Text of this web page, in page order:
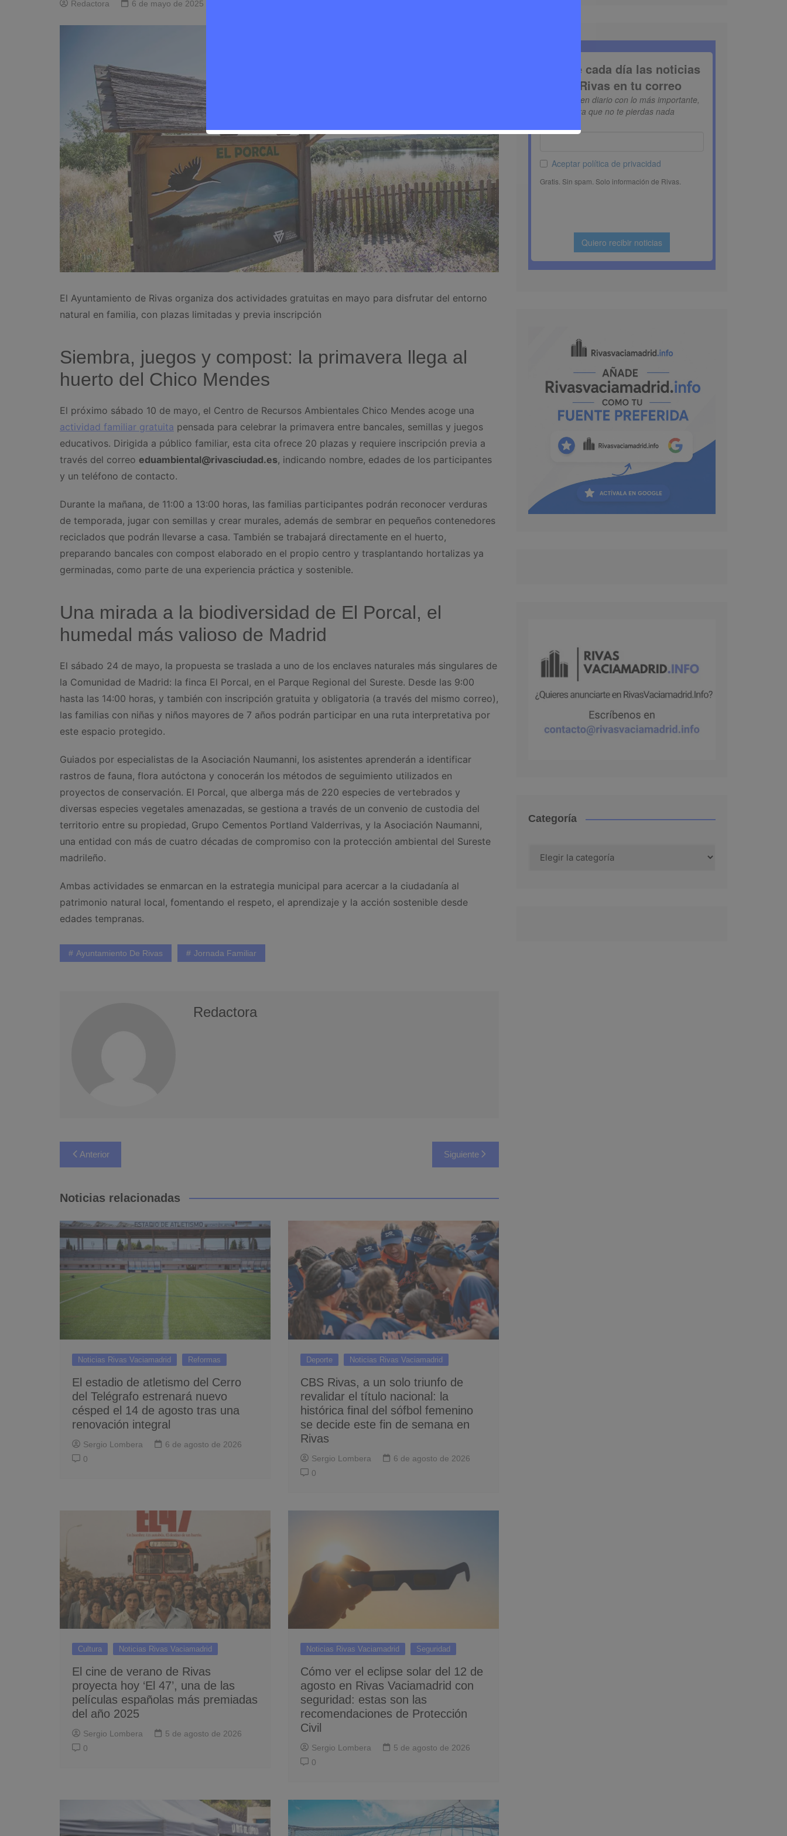
Redactora 6 de mayo de 2025
El Ayuntamiento de Rivas organiza dos actividades gratuitas en mayo para disfrutar del entorno
natural en familia, con plazas limitadas y previa inscripción
Siembra, juegos y compost: la primavera llega al
huerto del Chico Mendes
El próximo sábado 10 de mayo, el Centro de Recursos Ambientales Chico Mendes acoge una
actividad familiar gratuita pensada para celebrar la primavera entre bancales, semillas y juegos
educativos. Dirigida a público familiar, esta cita ofrece 20 plazas y requiere inscripción previa a
través del correo eduambiental@rivasciudad.es, indicando nombre, edades de los participantes
y un teléfono de contacto.
Durante la mañana, de 11:00 a 13:00 horas, las familias participantes podrán reconocer verduras
de temporada, jugar con semillas y crear murales, además de sembrar en pequeños contenedores
reciclados que podrán llevarse a casa. También se trabajará directamente en el huerto,
preparando bancales con compost elaborado en el propio centro y trasplantando hortalizas ya
germinadas, como parte de una experiencia práctica y sostenible.
Una mirada a la biodiversidad de El Porcal, el
humedal más valioso de Madrid
El sábado 24 de mayo, la propuesta se traslada a uno de los enclaves naturales más singulares de
la Comunidad de Madrid: la finca El Porcal, en el Parque Regional del Sureste. Desde las 9:00
hasta las 14:00 horas, y también con inscripción gratuita y obligatoria (a través del mismo correo),
las familias con niñas y niños mayores de 7 años podrán participar en una ruta interpretativa por
este espacio protegido.
Guiados por especialistas de la Asociación Naumanni, los asistentes aprenderán a identificar
rastros de fauna, flora autóctona y conocerán los métodos de seguimiento utilizados en
proyectos de conservación. El Porcal, que alberga más de 220 especies de vertebrados y
diversas especies vegetales amenazadas, se gestiona a través de un convenio de custodia del
territorio entre su propiedad, Grupo Cementos Portland Valderrivas, y la Asociación Naumanni,
una entidad con más de cuatro décadas de compromiso con la protección ambiental del Sureste
madrileño.
Ambas actividades se enmarcan en la estrategia municipal para acercar a la ciudadanía al
patrimonio natural local, fomentando el respeto, el aprendizaje y la acción sostenible desde
edades tempranas.
Ayuntamiento De Rivas Jornada Familiar
Redactora
Navegación
de
entradas
Anterior Siguiente
Noticias relacionadas
Noticias Rivas Vaciamadrid Reformas
El estadio de atletismo del Cerro
del Telégrafo estrenará nuevo
césped el 14 de agosto tras una
renovación integral
Sergio Lombera
6 de agosto de 2026
0
Deporte Noticias Rivas Vaciamadrid
CBS Rivas, a un solo triunfo de
revalidar el título nacional: la
histórica final del sófbol femenino
se decide este fin de semana en
Rivas
Sergio Lombera
6 de agosto de 2026
0
Cultura Noticias Rivas Vaciamadrid
El cine de verano de Rivas
proyecta hoy ‘El 47’, una de las
películas españolas más premiadas
del año 2025
Sergio Lombera
5 de agosto de 2026
0
Noticias Rivas Vaciamadrid Seguridad
Cómo ver el eclipse solar del 12 de
agosto en Rivas Vaciamadrid con
seguridad: estas son las
recomendaciones de Protección
Civil
Sergio Lombera
5 de agosto de 2026
0
Categoría